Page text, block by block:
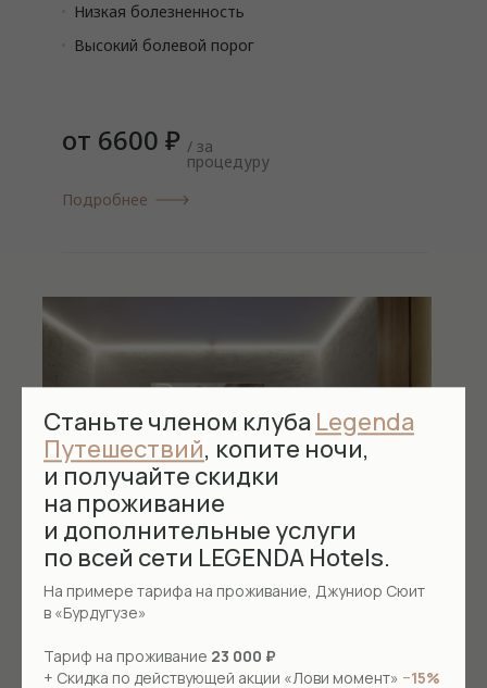
от 6600 ₽ / за
процедуру
Низкая болезненность
Высокий болевой порог
Подробнее
Сухой гидромассаж Quatrojet
Воздействие на мягкие ткани струями воды,
устранение воспалительных процессов
Станьте членом клуба Legenda
Путешествий, копите ночи,
и получайте скидки
на проживание
и дополнительные услуги
по всей сети LEGENDA Hotels.
На примере тарифа на проживание, Джуниор Сюит
в «Бурдугузе»
Тариф на проживание 23 000 ₽
+ Скидка по действующей акции «Лови момент» −15%